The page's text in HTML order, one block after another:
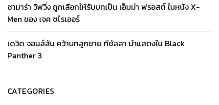
ซามาร่า วีฟวิ่ง ถูกเลือกให้รับบทเป็น เอ็มม่า ฟรอสต์ ในหนัง X-
Men ของ เจค ชไรเออร์
เดวิด จอนส์สัน คว้าบทลูกชาย ทีชัลลา นำแสดงใน Black
Panther 3
CATEGORIES